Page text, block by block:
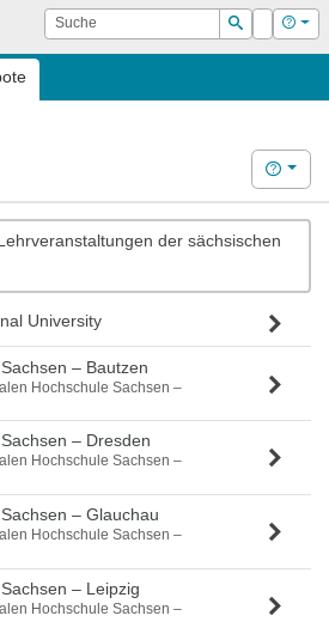
Suche
Suchen
Login Hilfe
Hilfe
der sächsischen
University
– Bautzen
Hochschule Sachsen –
– Dresden
Hochschule Sachsen –
– Glauchau
Hochschule Sachsen –
– Leipzig
Hochschule Sachsen –